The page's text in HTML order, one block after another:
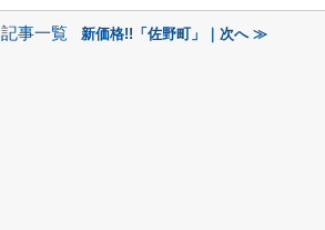
記事一覧 新価格!!「佐野町」｜次へ ≫